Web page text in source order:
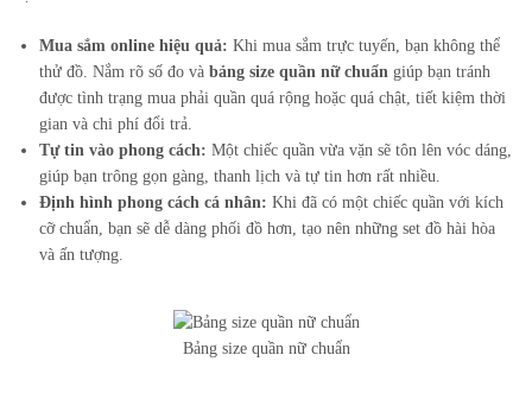
Mua sắm online hiệu quả: Khi mua sắm trực tuyến, bạn không thể
thử đồ. Nắm rõ số đo vàbảng size quần nữ chuẩn giúp bạn tránh
được tình trạng mua phải quần quá rộng hoặc quá chật, tiết kiệm thời
gian và chi phí đổi trả.
Tự tin vào phong cách: Một chiếc quần vừa vặn sẽ tôn lên vóc dáng,
giúp bạn trông gọn gàng, thanh lịch và tự tin hơn rất nhiều.
Định hình phong cách cá nhân: Khi đã có một chiếc quần với kích
cỡ chuẩn, bạn sẽ dễ dàng phối đồ hơn, tạo nên những set đồ hài hòa
và ấn tượng.
Bảng size quần nữ chuẩn